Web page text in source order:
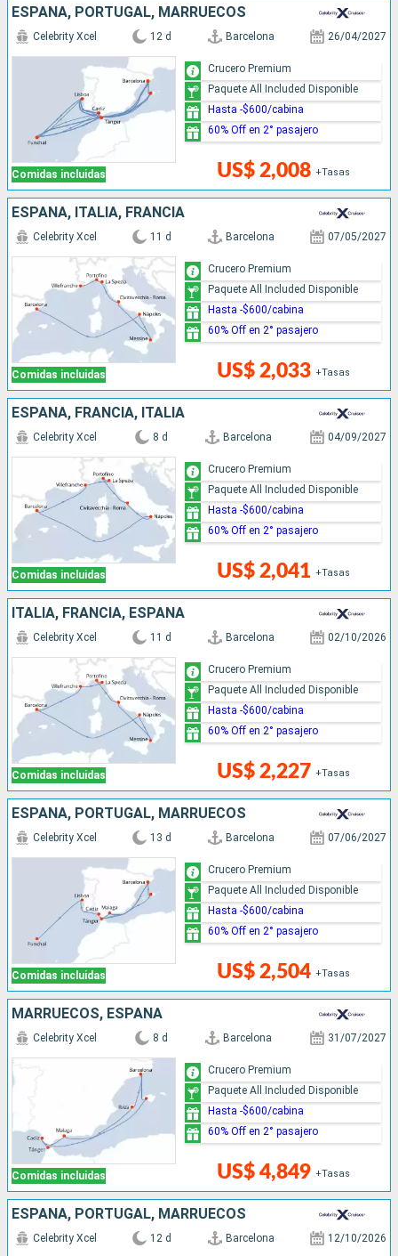
ESPAÑA, PORTUGAL, MARRUECOS
Comidas incluidas
Celebrity Xcel 12 d Barcelona 26/04/2027
US$ 2,008 +Tasas
Crucero Premium
Paquete All Included Disponible
Hasta -$600/cabina
60% Off en 2° pasajero
ESPAÑA, ITALIA, FRANCIA
Comidas incluidas
Celebrity Xcel 11 d Barcelona 07/05/2027
US$ 2,033 +Tasas
Crucero Premium
Paquete All Included Disponible
Hasta -$600/cabina
60% Off en 2° pasajero
ESPAÑA, FRANCIA, ITALIA
Comidas incluidas
Celebrity Xcel 8 d Barcelona 04/09/2027
US$ 2,041 +Tasas
Crucero Premium
Paquete All Included Disponible
Hasta -$600/cabina
60% Off en 2° pasajero
ITALIA, FRANCIA, ESPAÑA
Comidas incluidas
Celebrity Xcel 11 d Barcelona 02/10/2026
US$ 2,227 +Tasas
Crucero Premium
Paquete All Included Disponible
Hasta -$600/cabina
60% Off en 2° pasajero
ESPAÑA, PORTUGAL, MARRUECOS
Comidas incluidas
Celebrity Xcel 13 d Barcelona 07/06/2027
US$ 2,504 +Tasas
Crucero Premium
Paquete All Included Disponible
Hasta -$600/cabina
60% Off en 2° pasajero
MARRUECOS, ESPAÑA
Comidas incluidas
Celebrity Xcel 8 d Barcelona 31/07/2027
US$ 4,849 +Tasas
Crucero Premium
Paquete All Included Disponible
Hasta -$600/cabina
60% Off en 2° pasajero
ESPAÑA, PORTUGAL, MARRUECOS
Celebrity Xcel 12 d Barcelona 12/10/2026